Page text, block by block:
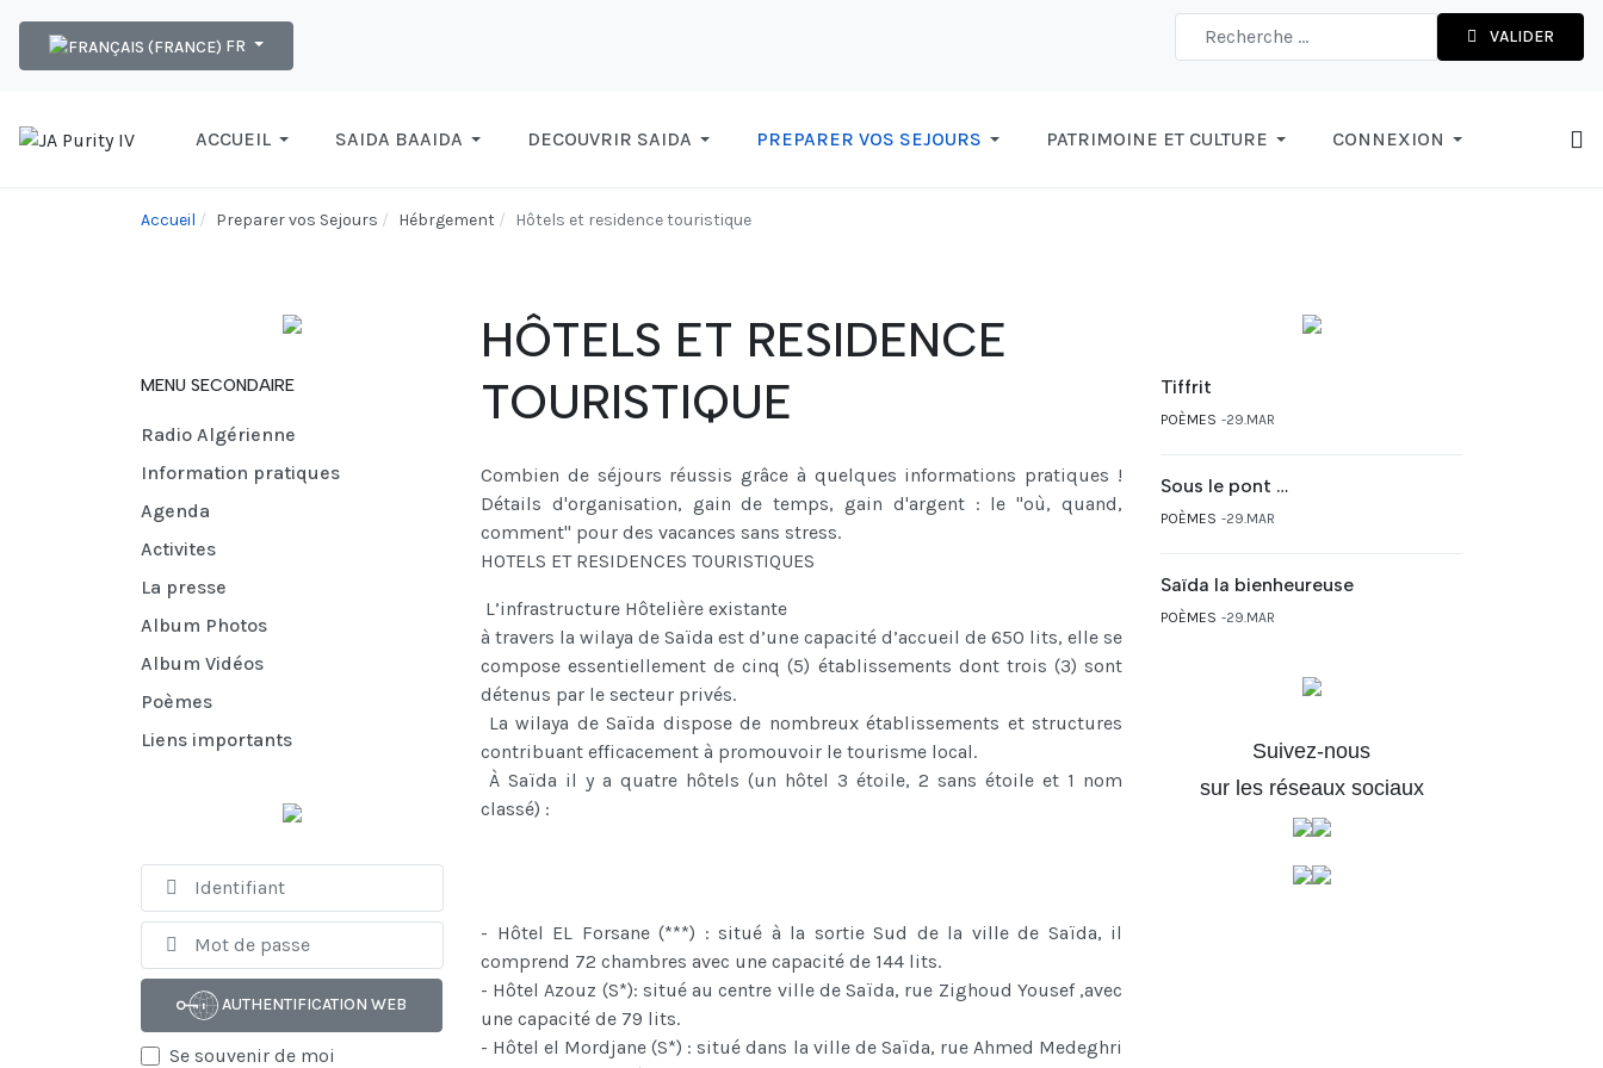
Sélectionnez votre langueFR VALIDER
ACCUEIL SAIDA BAAIDA DECOUVRIR SAIDA PREPARER VOS SEJOURS PATRIMOINE ET CULTURE CONNEXION
Accueil Preparer vos Sejours Hébrgement Hôtels et residence touristique
HÔTELS ET RESIDENCE
TOURISTIQUE
Combien de séjours réussis grâce à quelques informations pratiques !
Détails d'organisation, gain de temps, gain d'argent : le "où, quand,
comment" pour des vacances sans stress.
HOTELS ET RESIDENCES TOURISTIQUES
L’infrastructure Hôtelière existante
à travers la wilaya de Saïda est d’une capacité d’accueil de 650 lits, elle se
compose essentiellement de cinq (5) établissements dont trois (3) sont
détenus par le secteur privés.
La wilaya de Saïda dispose de nombreux établissements et structures
contribuant efficacement à promouvoir le tourisme local.
À Saïda il y a quatre hôtels (un hôtel 3 étoile, 2 sans étoile et 1 nom
classé) :
- Hôtel EL Forsane (***) : situé à la sortie Sud de la ville de Saïda, il
comprend 72 chambres avec une capacité de 144 lits.
- Hôtel Azouz (S*): situé au centre ville de Saïda, rue Zighoud Yousef ,avec
une capacité de 79 lits.
- Hôtel el Mordjane (S*) : situé dans la ville de Saïda, rue Ahmed Medeghri
MENU SECONDAIRE
Radio Algérienne
Information pratiques
Agenda
Activites
La presse
Album Photos
Album Vidéos
Poèmes
Liens importants
Afficher
AUTHENTIFICATION WEB
Se souvenir de moi
Tiffrit
POÈMES 29.MAR
Sous le pont …
POÈMES 29.MAR
Saïda la bienheureuse
POÈMES 29.MAR
Suivez-nous
sur les réseaux sociaux